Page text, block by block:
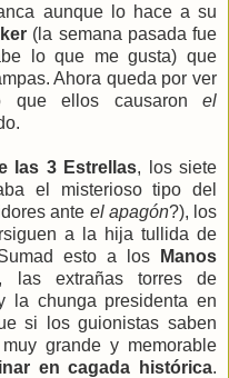
aunque lo hace a su
(la semana pasada fue
lo que me gusta) que
Ahora queda por ver
que ellos causaron el
las 3 Estrellas, los siete
el misterioso tipo del
ante el apagón?), los
a la hija tullida de
esto a los
Manos
las extrañas torres de
la chunga presidenta en
si los guionistas saben
grande y memorable
en cagada histórica.